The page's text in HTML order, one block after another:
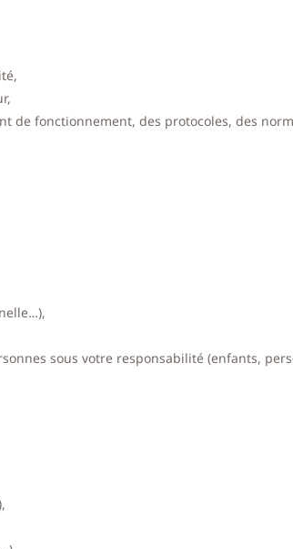
de fonctionnement, des protocoles, des
sous votre responsabilité (enfants,